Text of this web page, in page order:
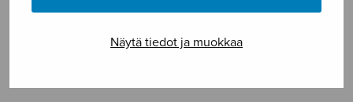
Näytä tiedot ja muokkaa
3